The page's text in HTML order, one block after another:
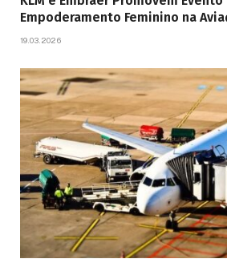
Empoderamento Feminino na
19.03.2026